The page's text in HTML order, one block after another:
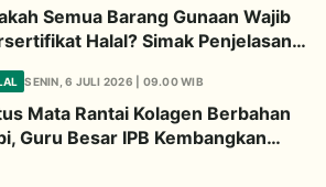
Semua Barang Gunaan Wajib
Halal? Simak Penjelasan
SENIN, 6 JULI 2026 | 09.00 WIB
Mata Rantai Kolagen Berbahan
Guru Besar IPB Kembangkan